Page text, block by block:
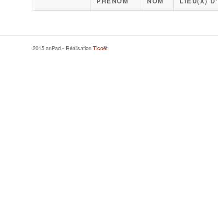
2015 anPad - RéalisationTicoët